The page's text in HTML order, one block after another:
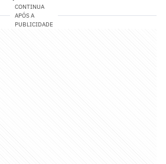
CONTINUA
APÓS A
PUBLICIDADE